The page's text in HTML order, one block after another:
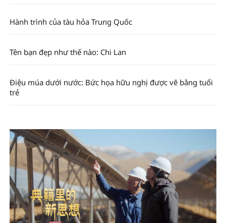
Hành trình của tàu hỏa Trung Quốc
Tên bạn đẹp như thế nào: Chi Lan
Điệu múa dưới nước: Bức họa hữu nghị được vẽ bằng tuổi
trẻ